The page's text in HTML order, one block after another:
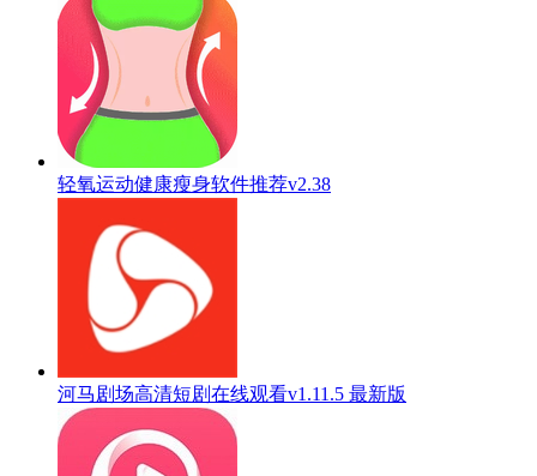
轻氧运动健康瘦身软件推荐v2.38
河马剧场高清短剧在线观看v1.11.5 最新版